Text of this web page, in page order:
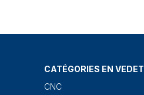
CATÉGORIES EN
CNC